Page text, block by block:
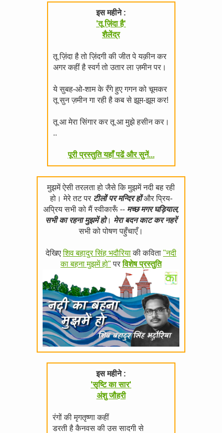
इस महीने :
'तू ज़िंदा है'
शैलेंद्र
तू ज़िंदा है तो ज़िंदगी की जीत पे यक़ीन कर
अगर कहीं है स्वर्ग तो उतार ला ज़मीन पर।
ये सुबह-ओ-शाम के रँगे हुए गगन को चूमकर
तू सुन ज़मीन गा रही है कब से झूम-झूम कर!
तू आ मेरा सिंगार कर तू आ मुझे हसीन कर।
..
पूरी प्रस्तुति यहाँ पढें और सुनें...
मुझमें ऐसी तरलता हो जैसे कि मुझमें नदी बह रही
हो। मेरे तट पर टीलों पर मन्दिर होंऔर प्रिय-
अप्रिय सभी को मैं स्वीकारूँ -- मच्छ मगर घड़ियाल,
सभी का रहना मुझमें हो। मेरा बदन काट कर नहरें
सभी को पोषण पहुँचाएँ।
देखिएशिव बहादुर सिंह भदौरियाकी कविता "नदी
का बहना मुझमें हो" परविशेष प्रस्तुति
इस महीने :
'सृष्टि का सार'
अंशु जौहरी
रंगों की मृगतृष्णा कहीं
डरती है कैनवस की उस सादगी से